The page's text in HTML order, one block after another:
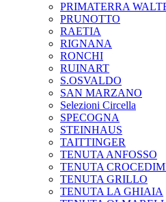
PRIMATERRA
PRUNOTTO
RAETIA
RIGNANA
RONCHI
RUINART
S.OSVALDO
SAN MARZANO
Selezioni Circella
SPECOGNA
STEINHAUS
TAITTINGER
TENUTA ANFOSSO
TENUTA
TENUTA GRILLO
TENUTA LA GHIAIA